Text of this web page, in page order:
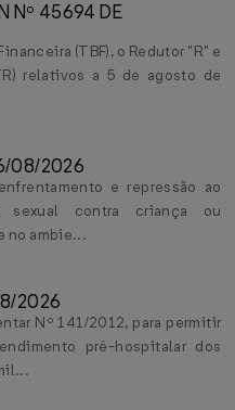
Nº 45694 DE
(TBF), o Redutor "R" e
relativos a 5 de agosto de
08/2026
e repressão ao
sexual contra criança ou
no ambie...
2026
Nº 141/2012, para permitir
pré-hospitalar dos